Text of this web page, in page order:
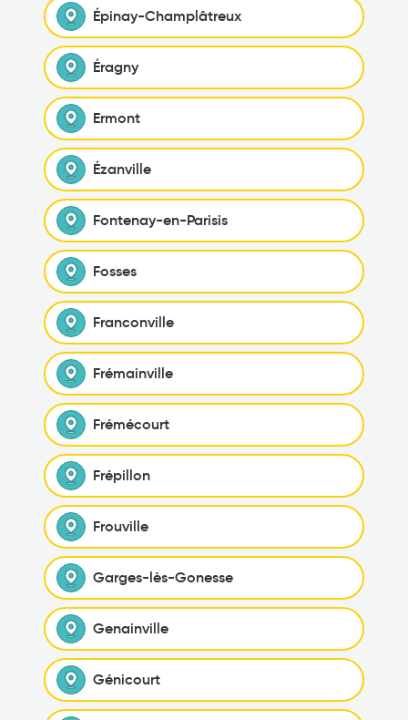
Épinay-Champlâtreux
Éragny
Ermont
Ézanville
Fontenay-en-Parisis
Fosses
Franconville
Frémainville
Frémécourt
Frépillon
Frouville
Garges-lès-Gonesse
Genainville
Génicourt